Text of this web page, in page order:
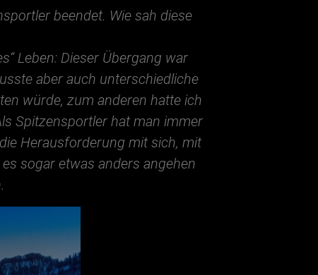
beendet. Wie sah diese
Leben: Dieser Übergang war
aber auch unterschiedliche
würde, zum anderen hatte ich
Spitzensportler hat man immer
Herausforderung mit sich, mit
sogar etwas anders angehen